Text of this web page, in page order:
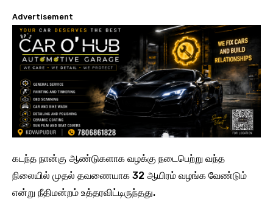
Advertisement
கடந்த நான்கு ஆண்டுகளாக வழக்கு நடைபெற்று வந்த
நிலையில் முதல் தவணையாக 32 ஆயிரம் வழங்க வேண்டும்
என்று நீதிமன்றம் உத்தரவிட்டிருந்தது.